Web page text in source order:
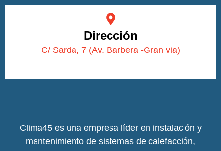
Dirección
C/ Sarda, 7 (Av. Barbera -Gran via)
Clima45 es una empresa líder en instalación y
mantenimiento de sistemas de calefacción,